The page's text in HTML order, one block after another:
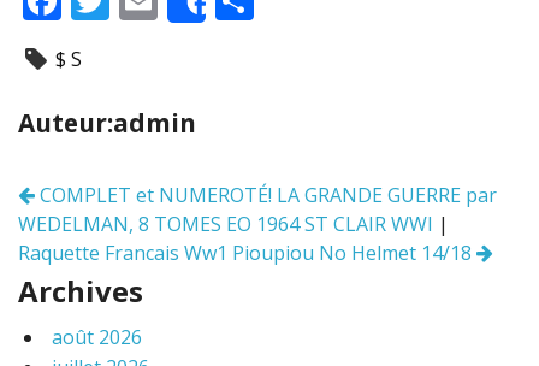
ac
e
b
o
k
er
m
l
Share
$ S
Auteur:admin
Navigation
des
articles
COMPLET et NUMEROTÉ! LA GRANDE GUERRE par
WEDELMAN, 8 TOMES EO 1964 ST CLAIR WWI |
Raquette Francais Ww1 Pioupiou No Helmet 14/18
Archives
août 2026